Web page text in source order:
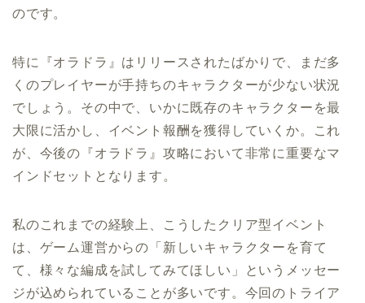
のです。
特に『オラドラ』はリリースされたばかりで、まだ多
くのプレイヤーが手持ちのキャラクターが少ない状況
でしょう。その中で、いかに既存のキャラクターを最
大限に活かし、イベント報酬を獲得していくか。これ
が、今後の『オラドラ』攻略において非常に重要なマ
インドセットとなります。
私のこれまでの経験上、こうしたクリア型イベント
は、ゲーム運営からの「新しいキャラクターを育て
て、様々な編成を試してみてほしい」というメッセー
ジが込められていることが多いです。今回のトライア